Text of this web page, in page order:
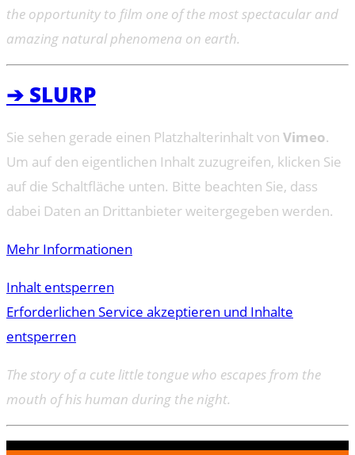
the opportunity to film one of the most spectacular and
amazing natural phenomena on earth.
➔ SLURP
Sie sehen gerade einen Platzhalterinhalt von Vimeo.
Um auf den eigentlichen Inhalt zuzugreifen, klicken Sie
auf die Schaltfläche unten. Bitte beachten Sie, dass
dabei Daten an Drittanbieter weitergegeben werden.
Mehr Informationen
Inhalt entsperren
Erforderlichen Service akzeptieren und Inhalte
entsperren
The story of a cute little tongue who escapes from the
mouth of his human during the night.